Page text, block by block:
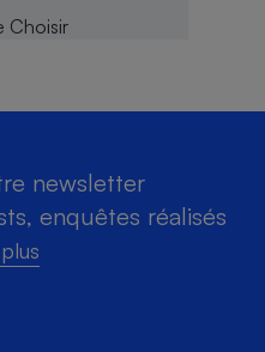
newsletter
enquêtes réalisés